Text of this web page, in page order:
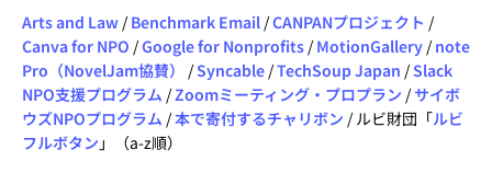
Arts and Law / Benchmark Email /CANPANプロジェクト /
Canva for NPO /Google for Nonprofits / MotionGallery / note
Pro（NovelJam協賛）
/Syncable /TechSoup Japan /Slack
NPO支援プログラム /Zoomミーティング・プロプラン /サイボ
ウズNPOプログラム /本で寄付するチャリボン / ルビ財団「ルビ
フルボタン 」（a-z順）